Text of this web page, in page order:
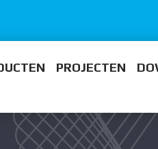
PROJECTEN